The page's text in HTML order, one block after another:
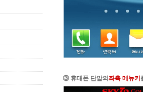
③ 휴대폰 단말의 좌측 메뉴키